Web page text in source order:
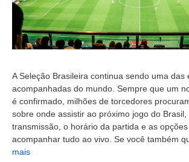
A Seleção Brasileira continua sendo uma das
acompanhadas do mundo. Sempre que um
é confirmado, milhões de torcedores
sobre onde assistir ao próximo jogo do
transmissão, o horário da partida e as
acompanhar tudo ao vivo. Se você também
mais